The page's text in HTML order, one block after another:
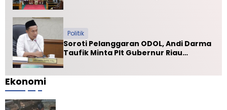
Politik
Soroti Pelanggaran ODOL, Andi Darma
Taufik Minta Plt Gubernur Riau
Ekonomi